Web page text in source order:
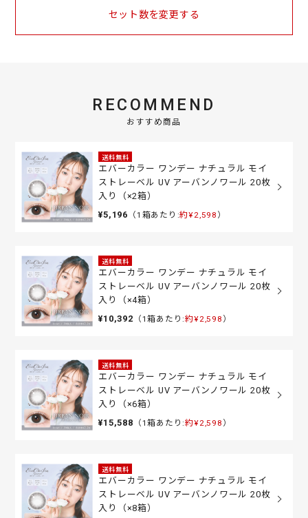
セット数を変更する
RECOMMEND
おすすめ商品
送料無料
エバーカラー ワンデー ナチュラル モイ
ストレーベル UV アーバンノワール 20枚
入り（×2箱）
¥5,196 （1箱あたり:約¥2,598 ）
送料無料
エバーカラー ワンデー ナチュラル モイ
ストレーベル UV アーバンノワール 20枚
入り（×4箱）
¥10,392 （1箱あたり:約¥2,598 ）
送料無料
エバーカラー ワンデー ナチュラル モイ
ストレーベル UV アーバンノワール 20枚
入り（×6箱）
¥15,588 （1箱あたり:約¥2,598 ）
送料無料
エバーカラー ワンデー ナチュラル モイ
ストレーベル UV アーバンノワール 20枚
入り（×8箱）